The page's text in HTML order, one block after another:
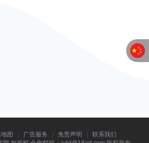
图 广告服务 免责声明
联系我们